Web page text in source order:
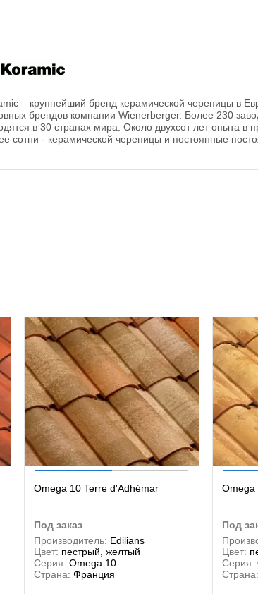
– крупнейший бренд керамической черепицы в
брендов компании Wienerberger. Более 230
в 30 странах мира. Около двухсот лет опыта в
сотни - керамической черепицы и постоянные
Omega 10 Terre d'Adhémar
под заказ
Производитель: Edilians
Цвет: пестрый, желтый
Серия: Omega 10
Страна: Франция
Omega
под
Цвет:
Серия:
Страна: